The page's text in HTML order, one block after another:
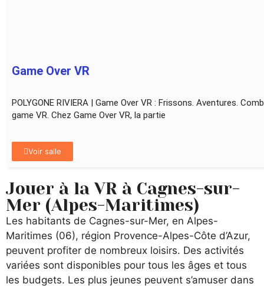
Jouer à la VR à Cagnes-sur-
Mer (Alpes-Maritimes)
Les habitants de Cagnes-sur-Mer, en Alpes-
Maritimes (06), région Provence-Alpes-Côte d’Azur,
peuvent profiter de nombreux loisirs. Des activités
variées sont disponibles pour tous les âges et tous
les budgets. Les plus jeunes peuvent s’amuser dans
Game Over VR
POLYGONE RIVIERA | Game Over VR : Frissons. Aventures.
game VR. Chez Game Over VR, la partie
Voir salle